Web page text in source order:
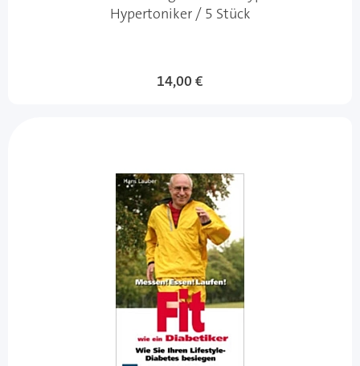
Hypertoniker / 5 Stück
14,00 €